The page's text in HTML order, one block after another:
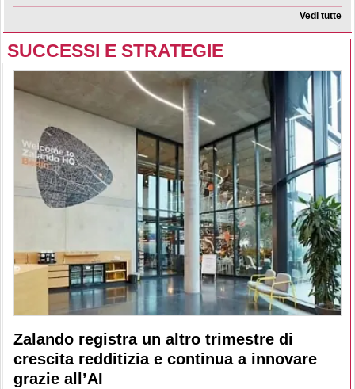
Vedi tutte
SUCCESSI E STRATEGIE
Zalando registra un altro trimestre di
crescita redditizia e continua a innovare
grazie all’AI